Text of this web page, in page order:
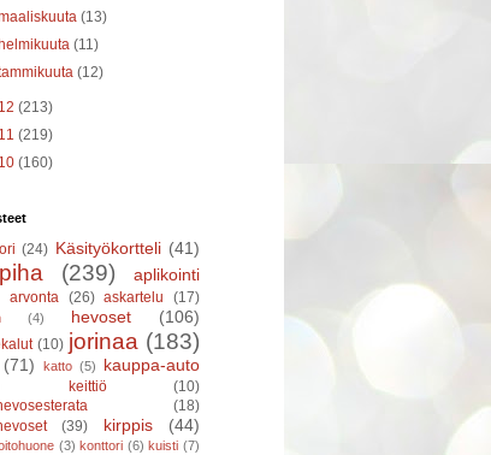
(13)
helmikuuta(11)
(12)
(213)
(219)
(160)
(24) Käsityökortteli (41)
(239)
aplikointi
arvonta (26) askartelu (17)
(4) hevoset (106)
(10) jorinaa (183)
(71) katto (5)
kauppa-auto
keittiö
(10)
(18)
(39) kirppis (44)
(3) konttori (6) kuisti (7)